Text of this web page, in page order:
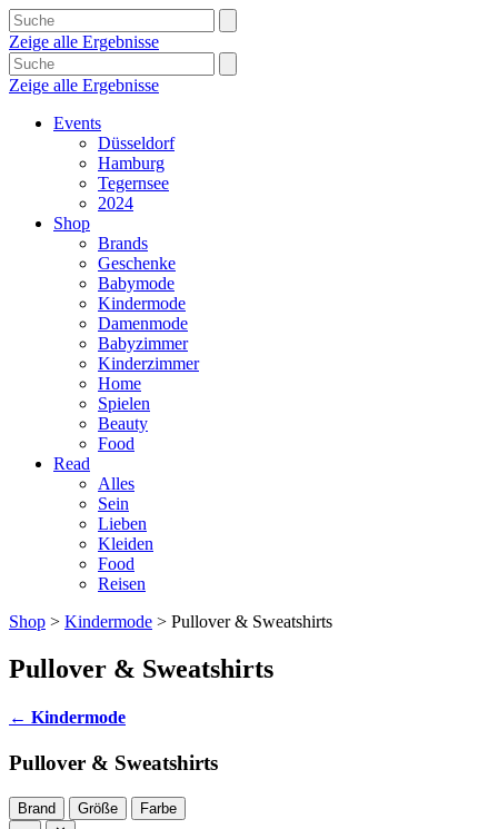
Zeige alle Ergebnisse
Zeige alle Ergebnisse
Events
Düsseldorf
Hamburg
Tegernsee
2024
Shop
Brands
Geschenke
Babymode
Kindermode
Damenmode
Babyzimmer
Kinderzimmer
Home
Spielen
Beauty
Food
Read
Alles
Sein
Lieben
Kleiden
Food
Reisen
Shop > Kindermode > Pullover & Sweatshirts
Pullover & Sweatshirts
← Kindermode
Pullover & Sweatshirts
Brand Größe
Farbe